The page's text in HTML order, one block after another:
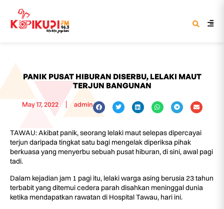
PANIK PUSAT HIBURAN DISERBU, LELAKI MAUT
TERJUN BANGUNAN
May 17, 2022 admin
TAWAU: Akibat panik, seorang lelaki maut selepas dipercayai
terjun daripada tingkat satu bagi mengelak diperiksa pihak
berkuasa yang menyerbu sebuah pusat hiburan, di sini, awal pagi
tadi.
Dalam kejadian jam 1 pagi itu, lelaki warga asing berusia 23 tahun
terbabit yang ditemui cedera parah disahkan meninggal dunia
ketika mendapatkan rawatan di Hospital Tawau, hari ini.